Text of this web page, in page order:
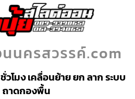
นครสวรรค์.com
วโมง เคลื่อนย้าย ยก ลาก ระบบ
ถาดกองพื้น